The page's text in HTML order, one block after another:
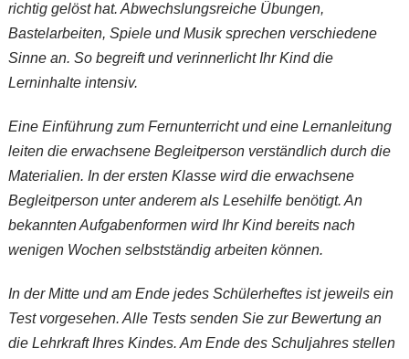
richtig gelöst hat. Abwechslungsreiche Übungen,
Bastelarbeiten, Spiele und Musik sprechen verschiedene
Sinne an. So begreift und verinnerlicht Ihr Kind die
Lerninhalte intensiv.
Eine Einführung zum Fernunterricht und eine Lernanleitung
leiten die erwachsene Begleitperson verständlich durch die
Materialien. In der ersten Klasse wird die erwachsene
Begleitperson unter anderem als Lesehilfe benötigt. An
bekannten Aufgabenformen wird Ihr Kind bereits nach
wenigen Wochen selbstständig arbeiten können.
In der Mitte und am Ende jedes Schülerheftes ist jeweils ein
Test vorgesehen. Alle Tests senden Sie zur Bewertung an
die Lehrkraft Ihres Kindes. Am Ende des Schuljahres stellen